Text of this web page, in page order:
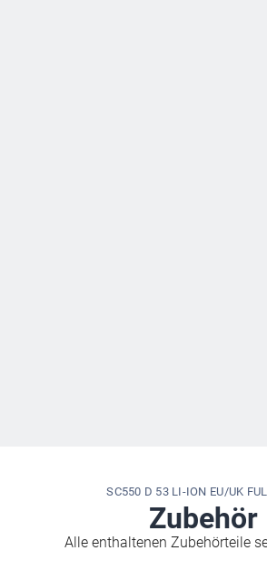
SC550 D 53 LI-ION EU/UK
Zubehör
Alle enthaltenen Zubehörteile